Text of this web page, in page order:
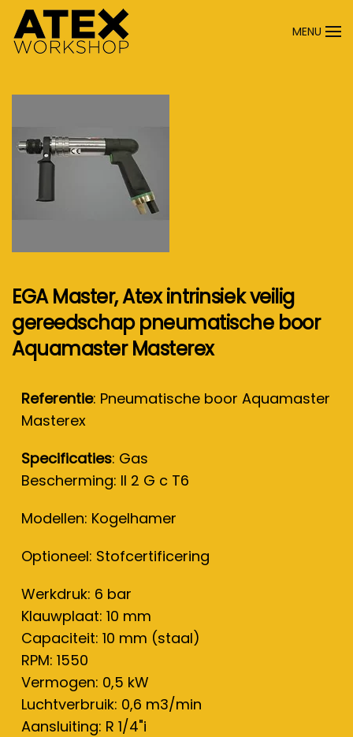
Terug naar hoofdinhoud
MENU
EGA Master, Atex intrinsiek veilig
gereedschap pneumatische boor
Aquamaster Masterex
Referentie: Pneumatische boor Aquamaster
Masterex
Specificaties: Gas
Bescherming: II 2 G c T6
Modellen: Kogelhamer
Optioneel: Stofcertificering
Werkdruk: 6 bar
Klauwplaat: 10 mm
Capaciteit: 10 mm (staal)
RPM: 1550
Vermogen: 0,5 kW
Luchtverbruik: 0,6 m3/min
Aansluiting: R 1/4"i